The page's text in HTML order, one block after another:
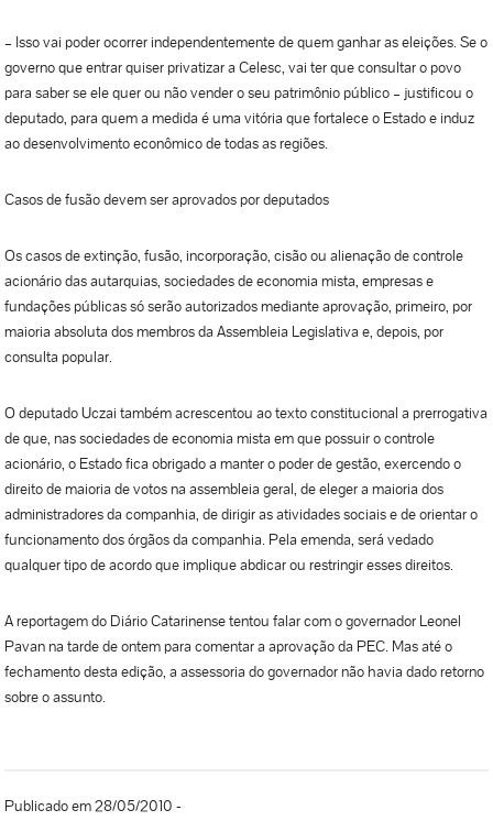
– Isso vai poder ocorrer independentemente de quem ganhar as eleições. Se o
governo que entrar quiser privatizar a Celesc, vai ter que consultar o povo
para saber se ele quer ou não vender o seu patrimônio público – justificou o
deputado, para quem a medida é uma vitória que fortalece o Estado e induz
ao desenvolvimento econômico de todas as regiões.
Casos de fusão devem ser aprovados por deputados
Os casos de extinção, fusão, incorporação, cisão ou alienação de controle
acionário das autarquias, sociedades de economia mista, empresas e
fundações públicas só serão autorizados mediante aprovação, primeiro, por
maioria absoluta dos membros da Assembleia Legislativa e, depois, por
consulta popular.
O deputado Uczai também acrescentou ao texto constitucional a prerrogativa
de que, nas sociedades de economia mista em que possuir o controle
acionário, o Estado fica obrigado a manter o poder de gestão, exercendo o
direito de maioria de votos na assembleia geral, de eleger a maioria dos
administradores da companhia, de dirigir as atividades sociais e de orientar o
funcionamento dos órgãos da companhia. Pela emenda, será vedado
qualquer tipo de acordo que implique abdicar ou restringir esses direitos.
A reportagem do Diário Catarinense tentou falar com o governador Leonel
Pavan na tarde de ontem para comentar a aprovação da PEC. Mas até o
fechamento desta edição, a assessoria do governador não havia dado retorno
sobre o assunto.
Publicado em 28/05/2010 -